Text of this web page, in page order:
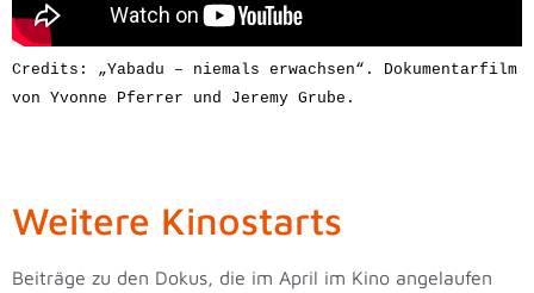
Credits: „Yabadu – niemals erwachsen“. Dokumentarfilm
von Yvonne Pferrer und Jeremy Grube.
Weitere Kinostarts
Beiträge zu den Dokus, die im April im Kino angelaufen